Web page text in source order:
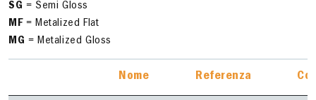
SG = Semi Gloss
MF = Metalized Flat
MG = Metalized Gloss
Nome Referenza